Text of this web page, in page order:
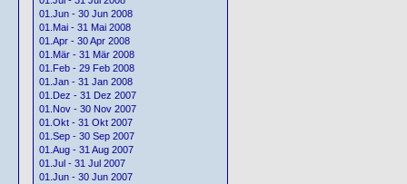
01.Jun - 30 Jun 2008
01.Mai - 31 Mai 2008
01.Apr - 30 Apr 2008
01.Mär - 31 Mär 2008
01.Feb - 29 Feb 2008
01.Jan - 31 Jan 2008
01.Dez - 31 Dez 2007
01.Nov - 30 Nov 2007
01.Okt - 31 Okt 2007
01.Sep - 30 Sep 2007
01.Aug - 31 Aug 2007
01.Jul - 31 Jul 2007
01.Jun - 30 Jun 2007